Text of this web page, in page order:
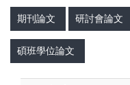
期刊論文 研討會論文
碩班學位論文